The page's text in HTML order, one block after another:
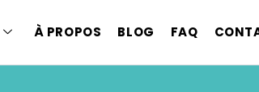
À PROPOS BLOG FAQ